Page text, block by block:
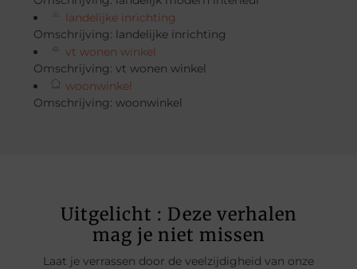
landelijke inrichting
Omschrijving: landelijke inrichting
vt wonen winkel
Omschrijving: vt wonen winkel
woonwinkel
Omschrijving: woonwinkel
Uitgelicht : Deze verhalen
mag je niet missen
Laat je verrassen door de veelzijdigheid van onze